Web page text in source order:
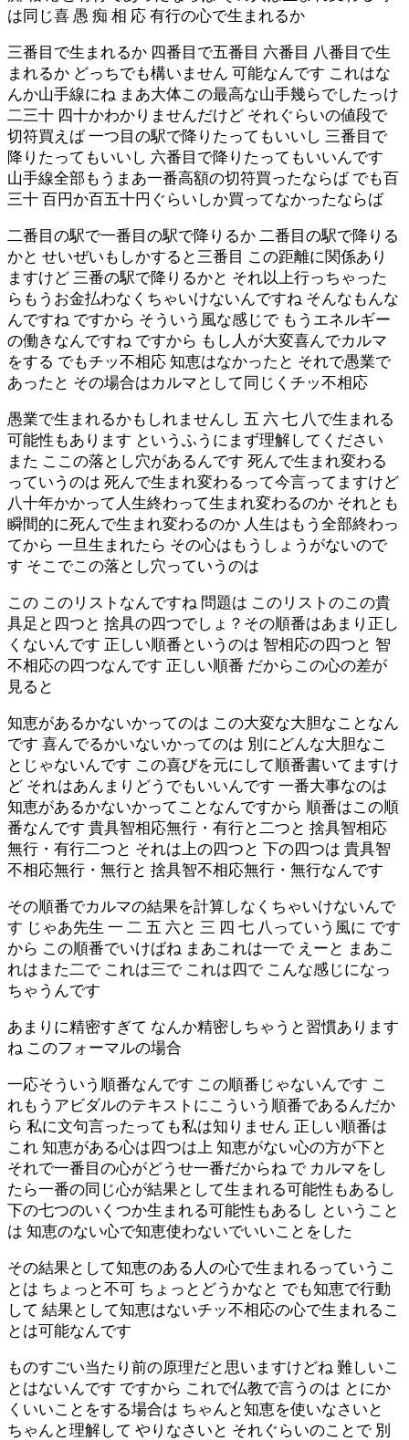
は同じ喜 愚 痴 相 応 有行の心で生まれるか
三番目で生まれるか 四番目で五番目 六番目 八番目で生
まれるか どっちでも構いません 可能なんです これはな
んか山手線にね まあ大体この最高な山手幾らでしたっけ
二三十 四十かわかりませんだけど それぐらいの値段で
切符買えば 一つ目の駅で降りたってもいいし 三番目で
降りたってもいいし 六番目で降りたってもいいんです
山手線全部もうまあ一番高額の切符買ったならば でも百
三十 百円か百五十円ぐらいしか買ってなかったならば
二番目の駅で一番目の駅で降りるか 二番目の駅で降りる
かと せいぜいもしかすると三番目 この距離に関係あり
ますけど 三番の駅で降りるかと それ以上行っちゃった
らもうお金払わなくちゃいけないんですね そんなもんな
んですね ですから そういう風な感じで もうエネルギー
の働きなんですね ですから もし人が大変喜んでカルマ
をする でもチッ不相応 知恵はなかったと それで愚業で
あったと その場合はカルマとして同じくチッ不相応
愚業で生まれるかもしれませんし 五 六 七 八で生まれる
可能性もあります というふうにまず理解してください
また ここの落とし穴があるんです 死んで生まれ変わる
っていうのは 死んで生まれ変わるって今言ってますけど
八十年かかって人生終わって生まれ変わるのか それとも
瞬間的に死んで生まれ変わるのか 人生はもう全部終わっ
てから 一旦生まれたら その心はもうしょうがないので
す そこでこの落とし穴っていうのは
この このリストなんですね 問題は このリストのこの貴
具足と四つと 捨具の四つでしょ？その順番はあまり正し
くないんです 正しい順番というのは 智相応の四つと 智
不相応の四つなんです 正しい順番 だからこの心の差が
見ると
知恵があるかないかってのは この大変な大胆なことなん
です 喜んでるかいないかってのは 別にどんな大胆なこ
とじゃないんです この喜びを元にして順番書いてますけ
ど それはあんまりどうでもいいんです 一番大事なのは
知恵があるかないかってことなんですから 順番はこの順
番なんです 貴具智相応無行・有行と二つと 捨具智相応
無行・有行二つと それは上の四つと 下の四つは 貴具智
不相応無行・無行と 捨具智不相応無行・無行なんです
その順番でカルマの結果を計算しなくちゃいけないんで
す じゃあ先生 一 二 五 六と 三 四 七 八っていう風に です
から この順番でいけばね まあこれは一で えーと まあこ
れはまた二で これは三で これは四で こんな感じになっ
ちゃうんです
あまりに精密すぎて なんか精密しちゃうと習慣あります
ね このフォーマルの場合
一応そういう順番なんです この順番じゃないんです こ
れもうアビダルのテキストにこういう順番であるんだか
ら 私に文句言ったっても私は知りません 正しい順番は
これ 知恵がある心は四つは上 知恵がない心の方が下と
それで一番目の心がどうせ一番だからね で カルマをし
たら一番の同じ心が結果として生まれる可能性もあるし
下の七つのいくつか生まれる可能性もあるし ということ
は 知恵のない心で知恵使わないでいいことをした
その結果として知恵のある人の心で生まれるっていうこ
とは ちょっと不可 ちょっとどうかなと でも知恵で行動
して 結果として知恵はないチッ不相応の心で生まれるこ
とは可能なんです
ものすごい当たり前の原理だと思いますけどね 難しいこ
とはないんです ですから これで仏教で言うのは とにか
くいいことをする場合は ちゃんと知恵を使いなさいと
ちゃんと理解して やりなさいと それぐらいのことで 別